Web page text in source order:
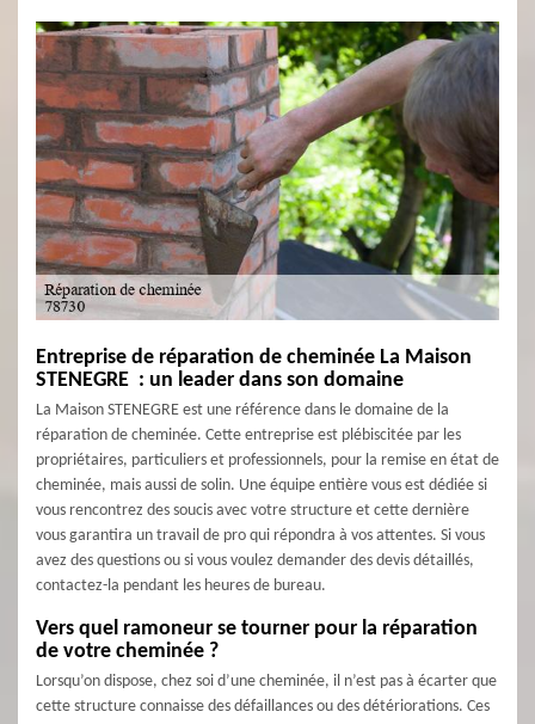
Entreprise de réparation de cheminée La Maison
STENEGRE : un leader dans son domaine
La Maison STENEGRE est une référence dans le domaine de la
réparation de cheminée. Cette entreprise est plébiscitée par les
propriétaires, particuliers et professionnels, pour la remise en état de
cheminée, mais aussi de solin. Une équipe entière vous est dédiée si
vous rencontrez des soucis avec votre structure et cette dernière
vous garantira un travail de pro qui répondra à vos attentes. Si vous
avez des questions ou si vous voulez demander des devis détaillés,
contactez-la pendant les heures de bureau.
Vers quel ramoneur se tourner pour la réparation
de votre cheminée ?
Lorsqu’on dispose, chez soi d’une cheminée, il n’est pas à écarter que
cette structure connaisse des défaillances ou des détériorations. Ces